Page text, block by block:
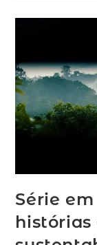
Série
histórias